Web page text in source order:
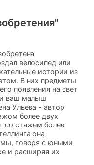
велосипед или
истории из
В них предметы
появления на свет
и ваш малыш
Ульева - автор
более двух
со стажем более
она
говоря с юными
и расширяя их